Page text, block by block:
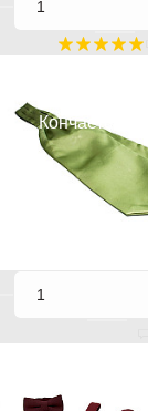
Кончается